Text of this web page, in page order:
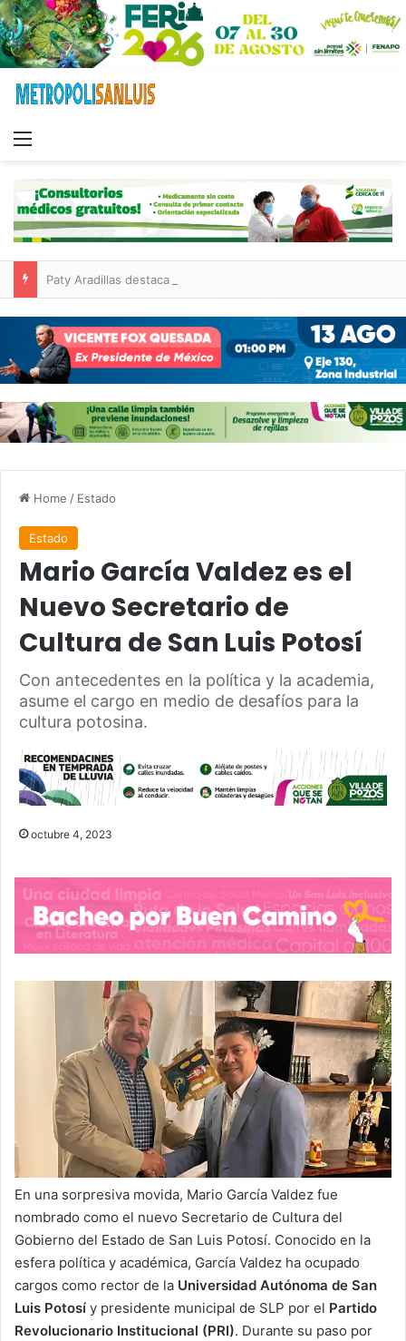
Home / Estado
Estado
Mario García Valdez es el
Nuevo Secretario de
Cultura de San Luis Potosí
Con antecedentes en la política y la academia,
asume el cargo en medio de desafíos para la
cultura potosina.
octubre 4, 2023
En una sorpresiva movida, Mario García Valdez fue
nombrado como el nuevo Secretario de Cultura del
Gobierno del Estado de San Luis Potosí. Conocido en la
esfera política y académica, García Valdez ha ocupado
cargos como rector de la Universidad Autónoma de San
Luis Potosí y presidente municipal de SLP por el Partido
Revolucionario Institucional (PRI). Durante su paso por